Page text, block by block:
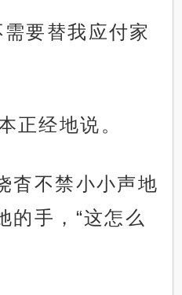
要替我应付家
正经地说。
不禁小小声地
的手，“这怎么